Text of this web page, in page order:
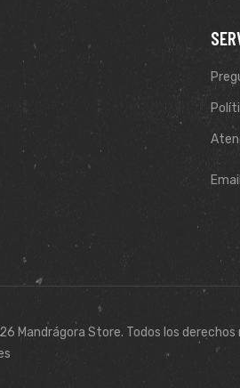
Mandrágora Store. Todos los derechos